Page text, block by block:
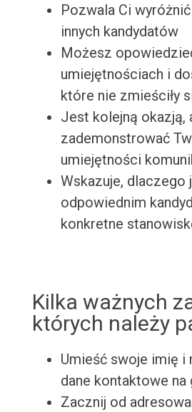
Pozwala Ci
innych kandydatów
Możesz
umiejętnościach i
które nie zmieściły
Jest kolejną okazją,
zademonstrować
umiejętności
Wskazuje, dlaczego
odpowiednim
konkretne
Kilka ważnych
których należy
Umieść swoje imię i
dane kontaktowe
Zacznij od